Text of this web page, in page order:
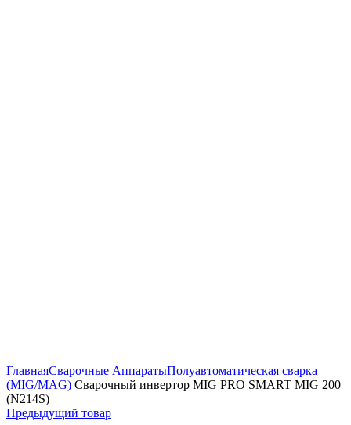
ГлавнаяСварочные АппаратыПолуавтоматическая сварка
(MIG/MAG) Сварочный инвертор MIG PRO SMART MIG 200
(N214S)
Предыдущий товар